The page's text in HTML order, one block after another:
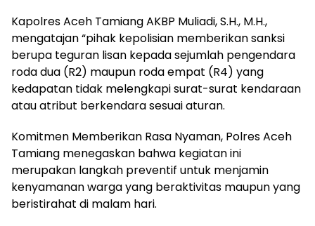
Kapolres Aceh Tamiang AKBP Muliadi, S.H., M.H.,
mengatajan “pihak kepolisian memberikan sanksi
berupa teguran lisan kepada sejumlah pengendara
roda dua (R2) maupun roda empat (R4) yang
kedapatan tidak melengkapi surat-surat kendaraan
atau atribut berkendara sesuai aturan.
Komitmen Memberikan Rasa Nyaman, Polres Aceh
Tamiang menegaskan bahwa kegiatan ini
merupakan langkah preventif untuk menjamin
kenyamanan warga yang beraktivitas maupun yang
beristirahat di malam hari.